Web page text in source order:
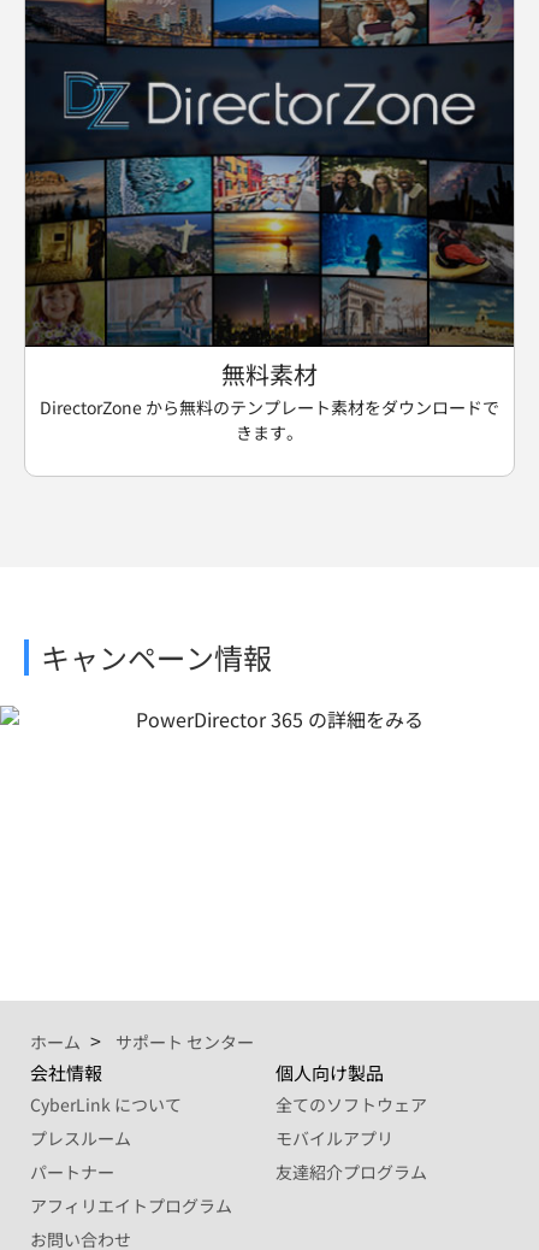
無料素材
DirectorZone から無料のテンプレート素材をダウンロードで
きます。
キャンペーン情報
ホーム サポート センター
会社情報
CyberLink について
プレスルーム
パートナー
アフィリエイトプログラム
お問い合わせ
個人向け製品
全てのソフトウェア
モバイルアプリ
友達紹介プログラム